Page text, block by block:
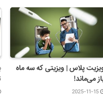
پلاس | ویزیتی که سه ماه
می‌ماند!
2025-11-15